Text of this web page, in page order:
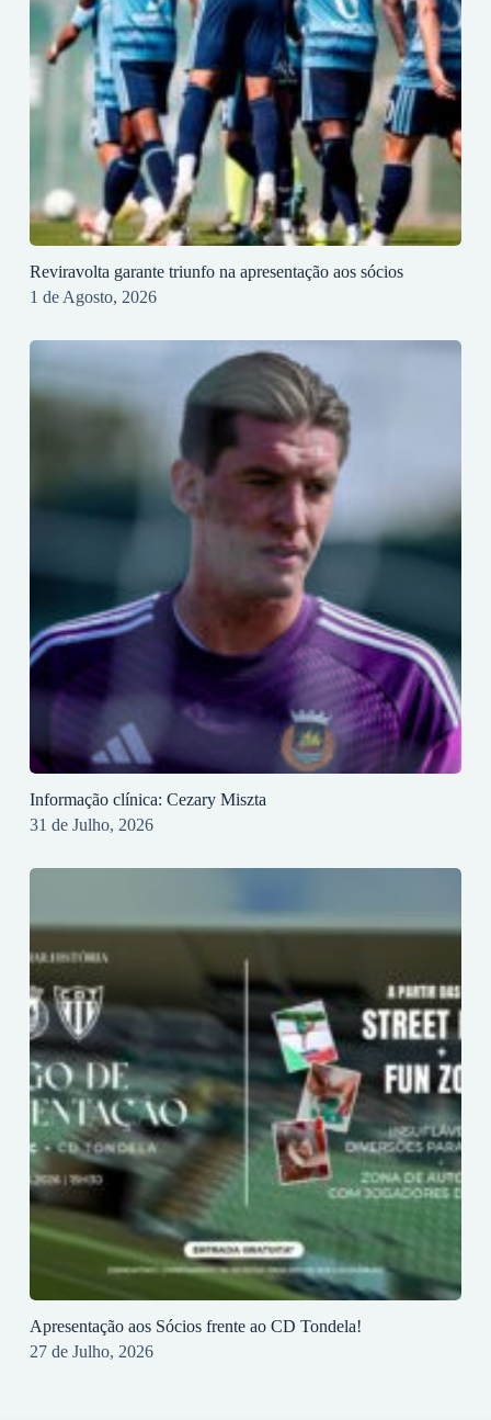
Reviravolta garante triunfo na apresentação aos sócios
1 de Agosto, 2026
Informação clínica: Cezary Miszta
31 de Julho, 2026
Apresentação aos Sócios frente ao CD Tondela!
27 de Julho, 2026